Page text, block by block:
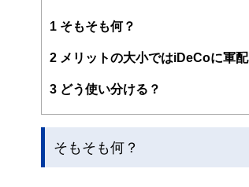
1 そもそも何？
2 メリットの大小ではiDeCoに軍配
3 どう使い分ける？
そもそも何？